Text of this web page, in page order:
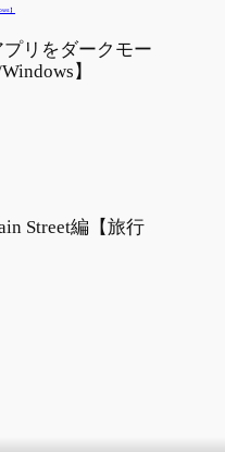
プリをダークモー
】
Street編【旅行